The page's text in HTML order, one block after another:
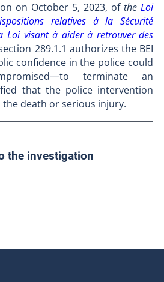
on October 5, 2023, oftheLoi
relatives à la Sécurité
Loi visant à aider à retrouver des
289.1.1 authorizes the BEI
confidence in the police could
terminate an
that the police intervention
death or serious injury.
the investigation